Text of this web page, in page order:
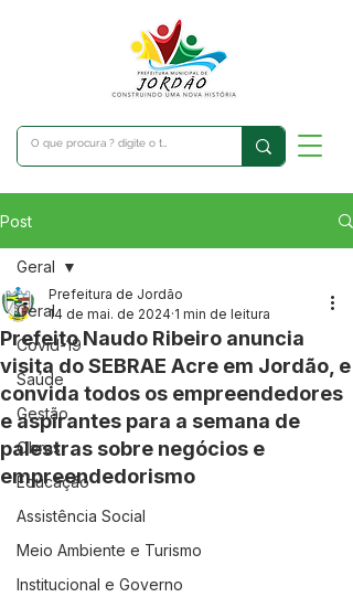
Post
Geral
Covid-19
Saúde
Gestão
Obras
Educação
Assistência Social
Meio Ambiente e Turismo
Institucional e Governo
Geral
Prefeito Naudo Ribeiro anuncia
visita do SEBRAE Acre em Jordão, e
convida todos os empreendedores
e aspirantes para a semana de
palestras sobre negócios e
empreendedorismo
Prefeitura de Jordão
14 de mai. de 2024 1 min de leitura